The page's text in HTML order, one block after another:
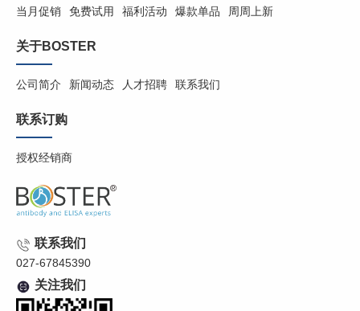
当月促销 免费试用 福利活动 爆款单品 周周上新
关于BOSTER
公司简介 新闻动态 人才招聘 联系我们
联系订购
授权经销商
联系我们
027-67845390
关注我们